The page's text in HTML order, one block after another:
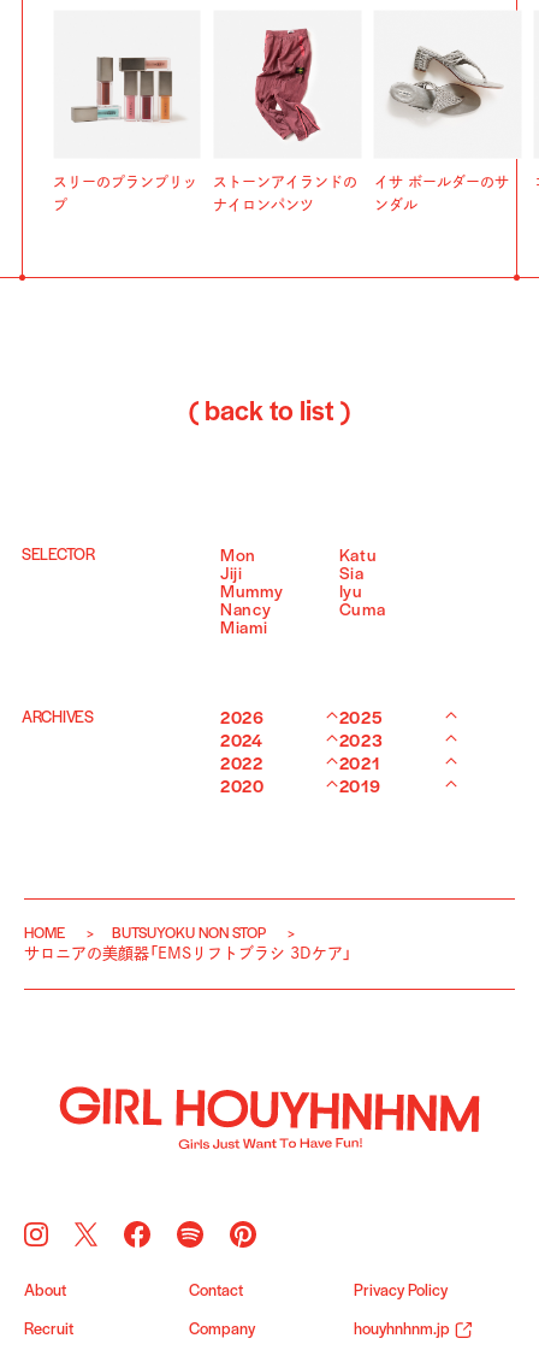
スリーのプランプリッ
プ
ストーンアイランドの
ナイロンパンツ
イサ ボールダーのサ
ンダル
( back to list )
SELECTOR Mon
Katu
Jiji
Sia
Mummy
Iyu
Nancy
Cuma
Miami
ARCHIVES 2026
2025
2024
2023
2022
2021
2020
2019
HOME
BUTSUYOKU NON STOP
サロニアの美顔器「EMSリフトブラシ 3Dケア」
About Contact Privacy Policy
Recruit Company houyhnhnm.jp